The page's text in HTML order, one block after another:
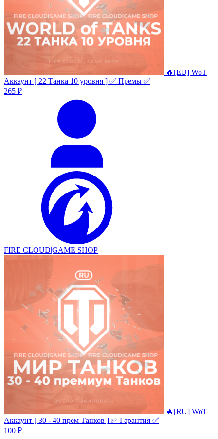
🔥[EU] WoT
Аккаунт [ 22 Танка 10 уровня ] ✅ Премы ✅
265 ₽
FIRE CLOUD|GAME SHOP
🔥[RU] WoT
Аккаунт [ 30 - 40 прем Танков ] ✅ Гарантия ✅
100 ₽